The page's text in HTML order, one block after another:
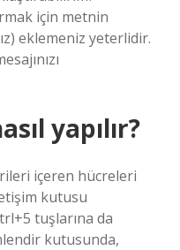
için metnin
eklemeniz yeterlidir.
yapılır?
içeren hücreleri
kutusu
tuşlarına da
kutusunda,